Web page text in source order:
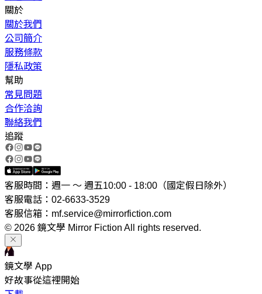
關於
關於我們
公司簡介
服務條款
隱私政策
幫助
常見問題
合作洽詢
聯絡我們
追蹤
客服時間：週一 ～ 週五10:00 - 18:00（國定假日除外）
客服電話：02-6633-3529
客服信箱：mf.service@mirrorfiction.com
© 2026 鏡文學 Mirror Fiction All rights reserved.
鏡文學 App
好故事從這裡開始